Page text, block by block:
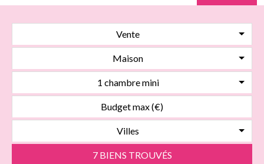
Vente
Maison
1 chambre mini
Villes
7 BIENS TROUVÉS